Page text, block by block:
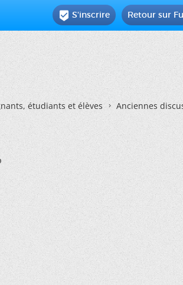
Retour sur
 S'inscrire
étudiants et élèves Anciennes